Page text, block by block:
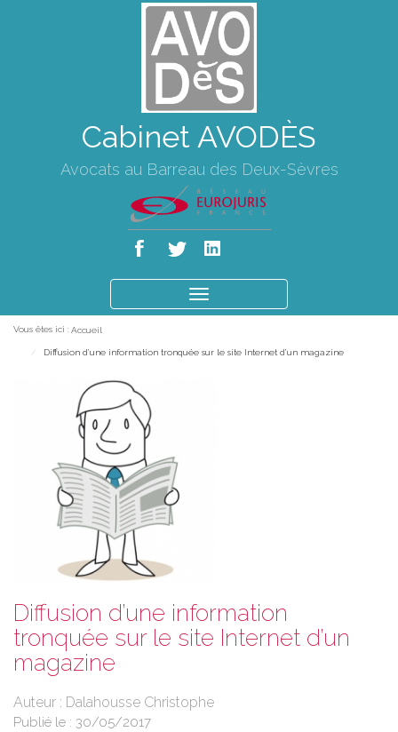
Cabinet AVODÈS
Avocats au Barreau des Deux-Sèvres
le
Vous êtes ici : Accueil
Diffusion d’une information tronquée sur le site Internet d’un magazine
Diffusion d’une information
tronquée sur le site Internet d’un
magazine
Auteur : Dalahousse Christophe
Publié le : 30/05/2017